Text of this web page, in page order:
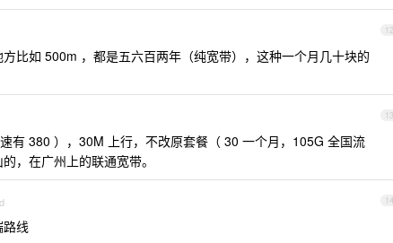
12
比如 500m ，都是五六百两年（纯宽带），这种一个月几十块的
13
有 380 ），30M 上行，不改原套餐（ 30 一个月，105G 全国流
，在广州上的联通宽带。
14
路线